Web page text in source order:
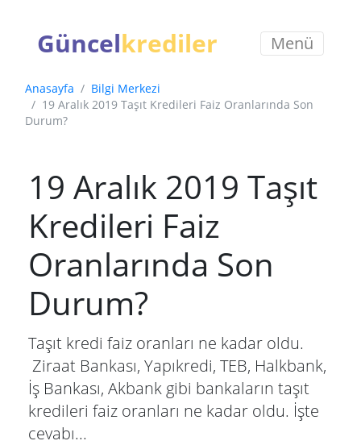
Güncelkrediler Menü
Anasayfa
Bilgi Merkezi
19 Aralık 2019 Taşıt Kredileri Faiz Oranlarında Son
Durum?
19 Aralık 2019 Taşıt
Kredileri Faiz
Oranlarında Son
Durum?
Taşıt kredi faiz oranları ne kadar oldu.
Ziraat Bankası, Yapıkredi, TEB, Halkbank,
İş Bankası, Akbank gibi bankaların taşıt
kredileri faiz oranları ne kadar oldu. İşte
cevabı...